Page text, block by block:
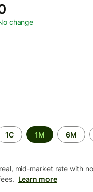
change
1С 1М 6М
mid-market rate with
Learn more